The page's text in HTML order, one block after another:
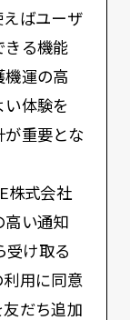
ばユーザ
きる機能
機運の高
い体験を
重要とな
株式会社
高い通知
受け取る
用に同意
だち追加